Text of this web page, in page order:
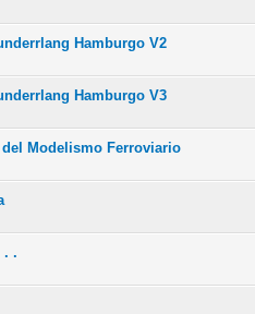
Hamburgo V2
Hamburgo V3
Modelismo Ferroviario
. .